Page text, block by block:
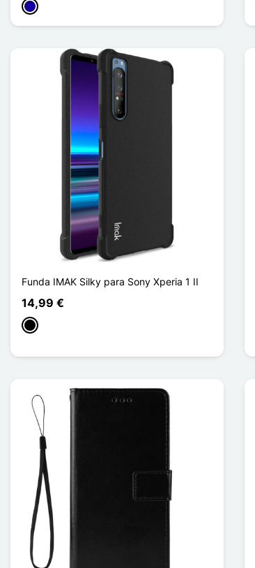
Azul oscuro
Funda IMAK Silky para Sony Xperia 1 II
14,99 €
Negro